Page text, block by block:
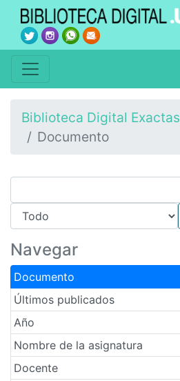
Biblioteca Digital Exactas
Documento
Navegar
Documento
Últimos publicados
Año
Nombre de la asignatura
Docente